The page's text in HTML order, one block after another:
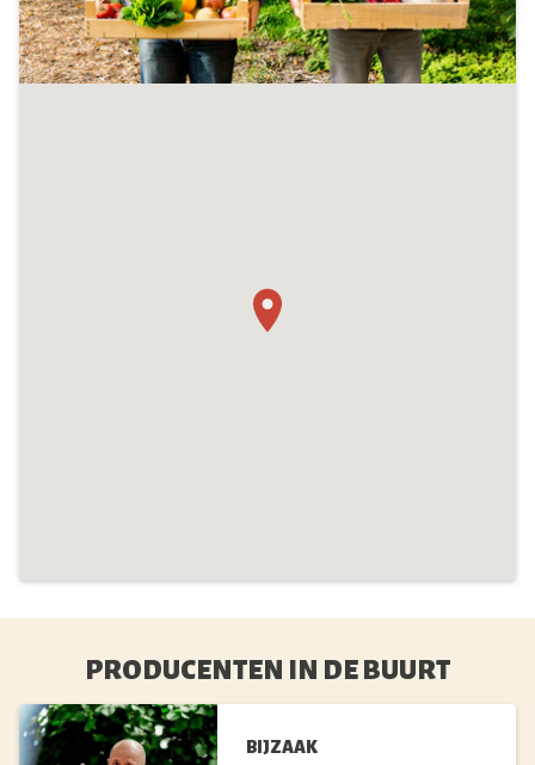
PRODUCENTEN IN DE BUURT
BIJZAAK